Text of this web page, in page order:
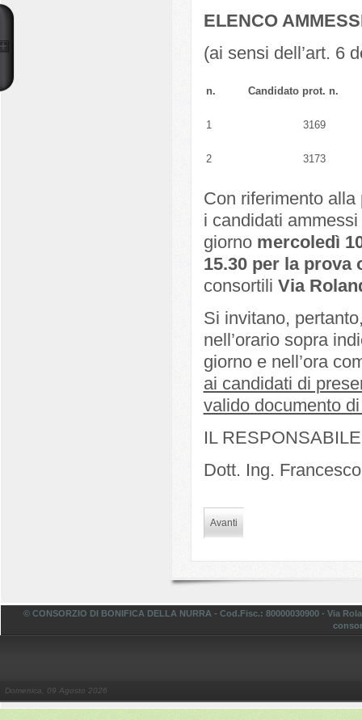
ELENCO
(ai sensi dell’art. 6
n. Candidato prot. n.
1 3169
2 3173
Con riferimento
i candidati
giorno mercoledì
15.30 per la prova
consortili Via
Si invitano,
nell’orario sopra
giorno e nell’ora
ai candidati di
valido documento
IL
Dott. Ing.
Avanti
© CONSORZIO DI BONIFICA DELLA NURRA - Cod.Fisc.: 80000030900 - Via
Domenica, 09 Agosto 2026